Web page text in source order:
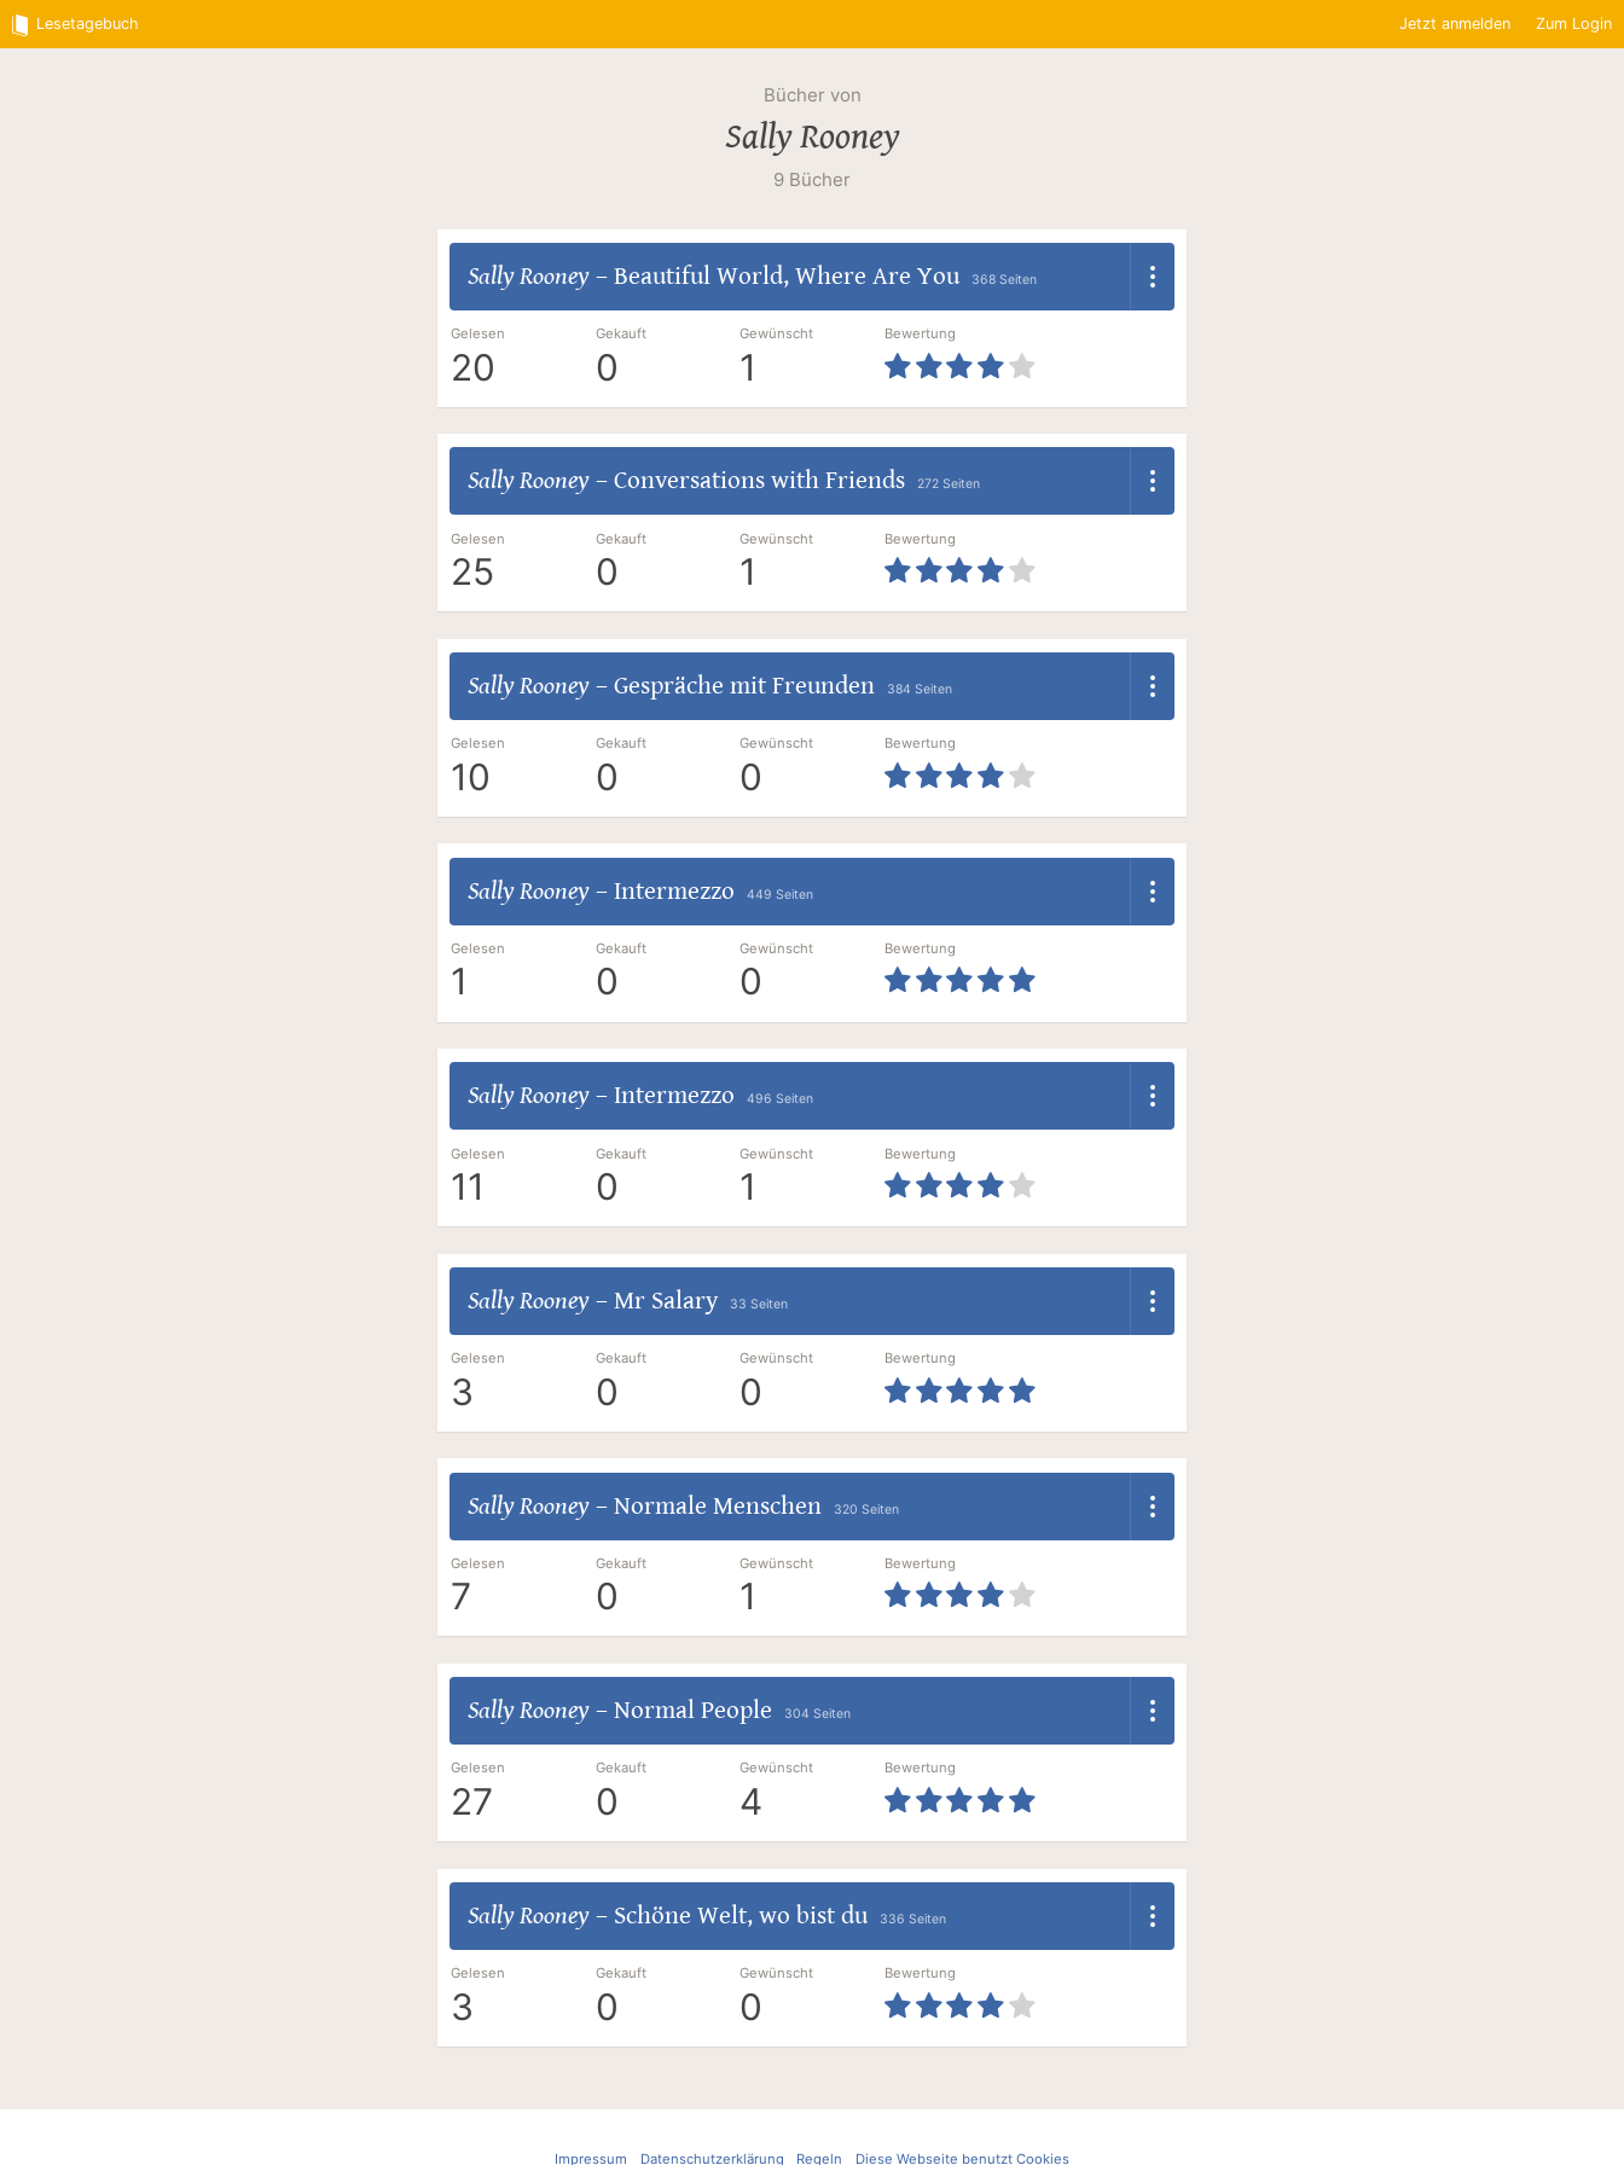
Lesetagebuch Jetzt anmelden Zum Login
Bücher von
Sally Rooney
9 Bücher
Sally Rooney– Beautiful World, Where Are You 368 Seiten
Gelesen
20
Gekauft
0
Gewünscht
1
Bewertung
Sally Rooney– Conversations with Friends 272 Seiten
Gelesen
25
Gekauft
0
Gewünscht
1
Bewertung
Sally Rooney– Gespräche mit Freunden 384 Seiten
Gelesen
10
Gekauft
0
Gewünscht
0
Bewertung
Sally Rooney– Intermezzo 449 Seiten
Gelesen
1
Gekauft
0
Gewünscht
0
Bewertung
Sally Rooney– Intermezzo 496 Seiten
Gelesen
11
Gekauft
0
Gewünscht
1
Bewertung
Sally Rooney– Mr Salary 33 Seiten
Gelesen
3
Gekauft
0
Gewünscht
0
Bewertung
Sally Rooney– Normale Menschen 320 Seiten
Gelesen
7
Gekauft
0
Gewünscht
1
Bewertung
Sally Rooney– Normal People 304 Seiten
Gelesen
27
Gekauft
0
Gewünscht
4
Bewertung
Sally Rooney– Schöne Welt, wo bist du 336 Seiten
Gelesen
3
Gekauft
0
Gewünscht
0
Bewertung
Impressum Datenschutzerklärung Regeln Diese Webseite benutzt Cookies